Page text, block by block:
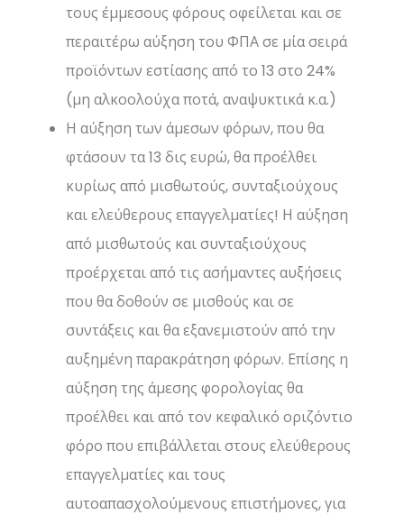
τους έμμεσους φόρους οφείλεται και σε
περαιτέρω αύξηση του ΦΠΑ σε μία σειρά
προϊόντων εστίασης από το 13 στο 24%
(μη αλκοολούχα ποτά, αναψυκτικά κ.α.)
Η αύξηση των άμεσων φόρων, που θα
φτάσουν τα 13 δις ευρώ, θα προέλθει
κυρίως από μισθωτούς, συνταξιούχους
και ελεύθερους επαγγελματίες! Η αύξηση
από μισθωτούς και συνταξιούχους
προέρχεται από τις ασήμαντες αυξήσεις
που θα δοθούν σε μισθούς και σε
συντάξεις και θα εξανεμιστούν από την
αυξημένη παρακράτηση φόρων. Επίσης η
αύξηση της άμεσης φορολογίας θα
προέλθει και από τον κεφαλικό οριζόντιο
φόρο που επιβάλλεται στους ελεύθερους
επαγγελματίες και τους
αυτοαπασχολούμενους επιστήμονες, για